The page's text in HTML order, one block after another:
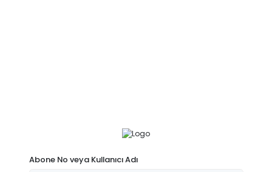
Abone No veya Kullanıcı Adı